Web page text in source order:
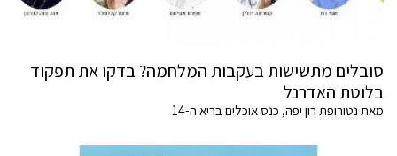
סובלים מתשישות בעקבות המלחמה? בדקו את תפקוד
בלוטת האדרנל
מאת נטורופת רון יפה, כנס אוכלים בריא ה-14